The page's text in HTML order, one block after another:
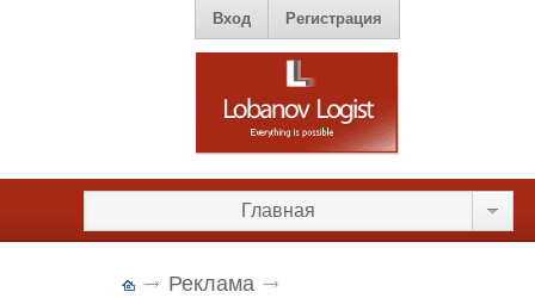
Вход Регистрация
Главная
Реклама